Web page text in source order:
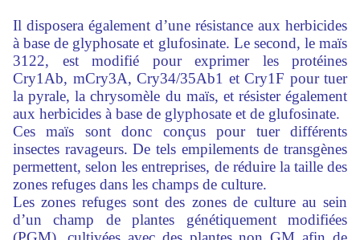
Il disposera également d’une résistance aux herbicides
à base de glyphosate et glufosinate. Le second, le maïs
3122, est modifié pour exprimer les protéines
Cry1Ab, mCry3A, Cry34/35Ab1 et Cry1F pour tuer
la pyrale, la chrysomèle du maïs, et résister également
aux herbicides à base de glyphosate et de glufosinate.
Ces maïs sont donc conçus pour tuer différents
insectes ravageurs. De tels empilements de transgènes
permettent, selon les entreprises, de réduire la taille des
zones refuges dans les champs de culture.
Les zones refuges sont des zones de culture au sein
d’un champ de plantes génétiquement modifiées